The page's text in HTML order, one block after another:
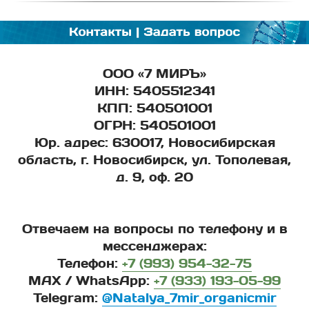
ООО «7 МИРЪ»
ИНН: 5405512341
КПП: 540501001
ОГРН: 540501001
Юр. адрес: 630017, Новосибирская
область, г. Новосибирск, ул. Тополевая,
д. 9, оф. 20
Отвечаем на вопросы по телефону и в
мессенджерах:
Телефон: +7 (993) 954-32-75
MAX / WhatsApp: +7 (933) 193-05-99
Telegram: @Natalya_7mir_organicmir